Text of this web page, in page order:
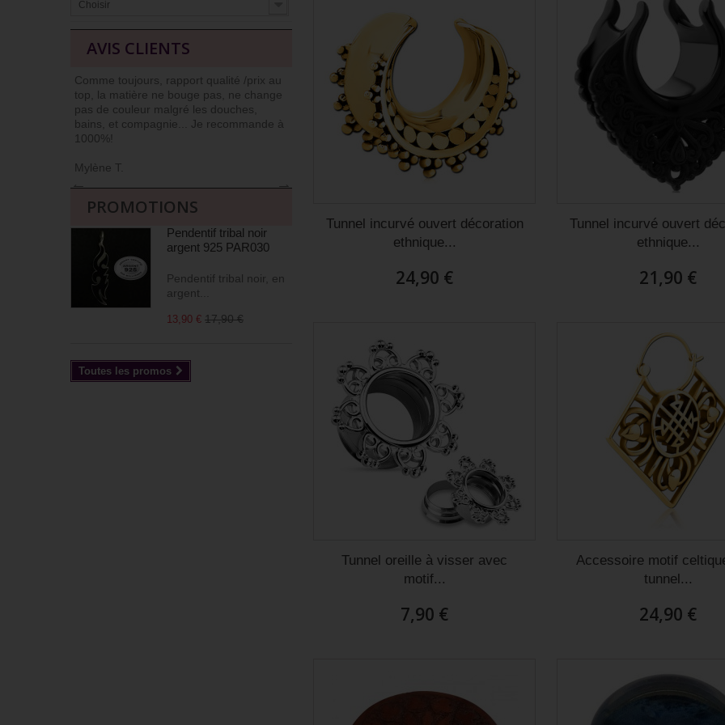
Choisir
AVIS CLIENTS
Comme toujours, rapport qualité /prix au
top, la matière ne bouge pas, ne change
pas de couleur malgré les douches,
bains, et compagnie... Je recommande à
1000%!
Mylène T.
J’ai l’habitude de commander sur ce site
car niveau qualité prix c’est au top !
Commander et reçu rapidement articles
livrés soigneusement et avec gentillesse
(j’apprécie !)
Juste superbe. Piercing de cartilage du
plus bel effet et franchement je le laisse
la journée et la nuit, il est vraiment
→
←
PROMOTIONS
Pendentif tribal noir
argent 925 PAR030
Pendentif tribal noir, en
argent...
13,90 € 17,90 €
Toutes les promos
Tunnel incurvé ouvert décoration
ethnique...
24,90 €
Tunnel incurvé ouvert
ethnique...
21,90 €
Tunnel oreille à visser avec
motif...
7,90 €
Accessoire motif
tunnel...
24,90 €